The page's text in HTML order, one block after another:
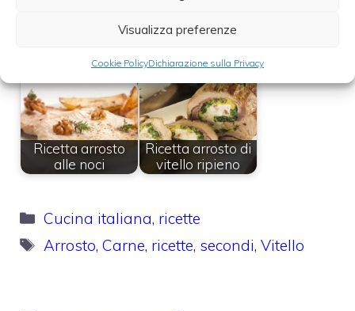
Visualizza preferenze
Cookie PolicyDichiarazione sulla Privacy
Ricetta arrosto
Ricetta arrosto
alle noci
Ricetta arrosto di
vitello ripieno
Categorie
Cucina italiana, ricette
Tag
Arrosto,Carne, ricette, secondi,Vitello